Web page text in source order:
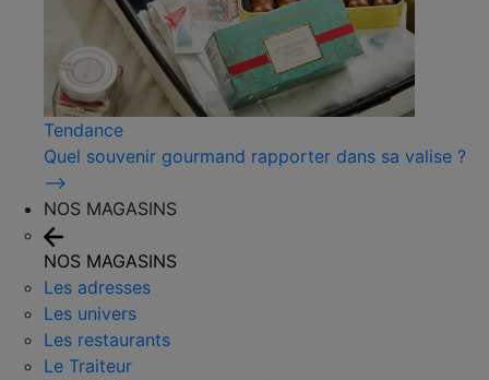
Tendance
Quel souvenir gourmand rapporter dans sa valise ?
⟶
NOS MAGASINS
NOS MAGASINS
Les adresses
Les univers
Les restaurants
Le Traiteur